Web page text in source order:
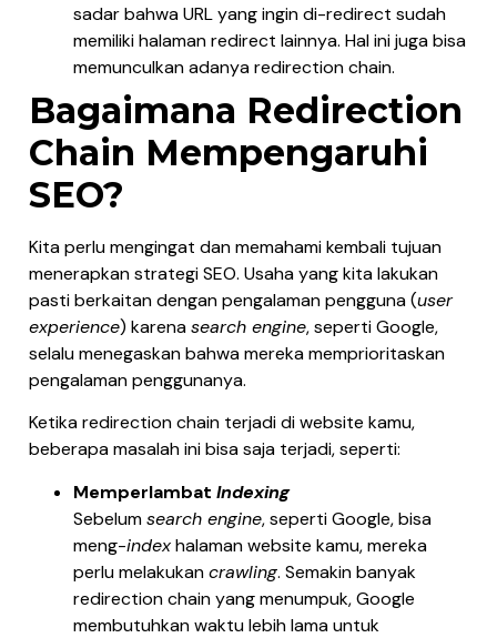
sadar bahwa URL yang ingin di-redirect sudah
memiliki halaman redirect lainnya. Hal ini juga bisa
memunculkan adanya redirection chain.
Bagaimana Redirection
Chain Mempengaruhi
SEO?
Kita perlu mengingat dan memahami kembali tujuan
menerapkan strategi SEO. Usaha yang kita lakukan
pasti berkaitan dengan pengalaman pengguna (user
experience) karenasearch engine, seperti Google,
selalu menegaskan bahwa mereka memprioritaskan
pengalaman penggunanya.
Ketika redirection chain terjadi di website kamu,
beberapa masalah ini bisa saja terjadi, seperti:
Memperlambat Indexing
Sebelumsearch engine, seperti Google, bisa
meng-indexhalaman website kamu, mereka
perlu melakukancrawling. Semakin banyak
redirection chain yang menumpuk, Google
membutuhkan waktu lebih lama untuk